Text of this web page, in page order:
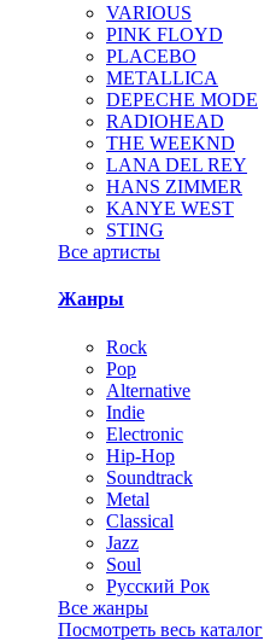
VARIOUS
PINK FLOYD
PLACEBO
METALLICA
DEPECHE MODE
RADIOHEAD
THE WEEKND
LANA DEL REY
HANS ZIMMER
KANYE WEST
STING
Все артисты
Жанры
Rock
Pop
Alternative
Indie
Electronic
Hip-Hop
Soundtrack
Metal
Classical
Jazz
Soul
Русский Рок
Все жанры
Посмотреть весь каталог